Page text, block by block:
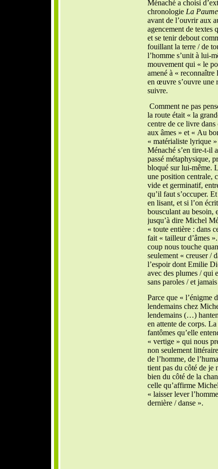
Ménaché a choisi
chronologie La
avant de l’ouvrir aux
agencement de textes
et se tenir debout
fouillant la terre / de
l’homme s’unit à lui-
mouvement qui « le
amené à «
en œuvre s’ouvre une
suivre.
Comment ne pas
la route était « la
centre de ce livre
aux âmes » et « Au
« matérialiste lyrique
Ménaché s’en tire-t-il
passé métaphysique,
bloqué sur lui-même.
une position centrale,
vide et germinatif,
qu’il faut s’occuper.
en lisant, et si l’on
bousculant au besoin,
jusqu’à dire Michel
« toute entière : dans
fait « tailleur d’âmes
coup nous touche
seulement « creuser /
l’espoir dont Emilie
avec des plumes / qui
sans paroles / et
Parce que « l’énigme
lendemains chez
lendemains (…)
en attente de corps.
fantômes qu’elle
« vertige » qui nous
non seulement
de l’homme, de
tient pas du côté de je
bien du côté de la
celle qu’affirme
« laisser lever
dernière / danse ».